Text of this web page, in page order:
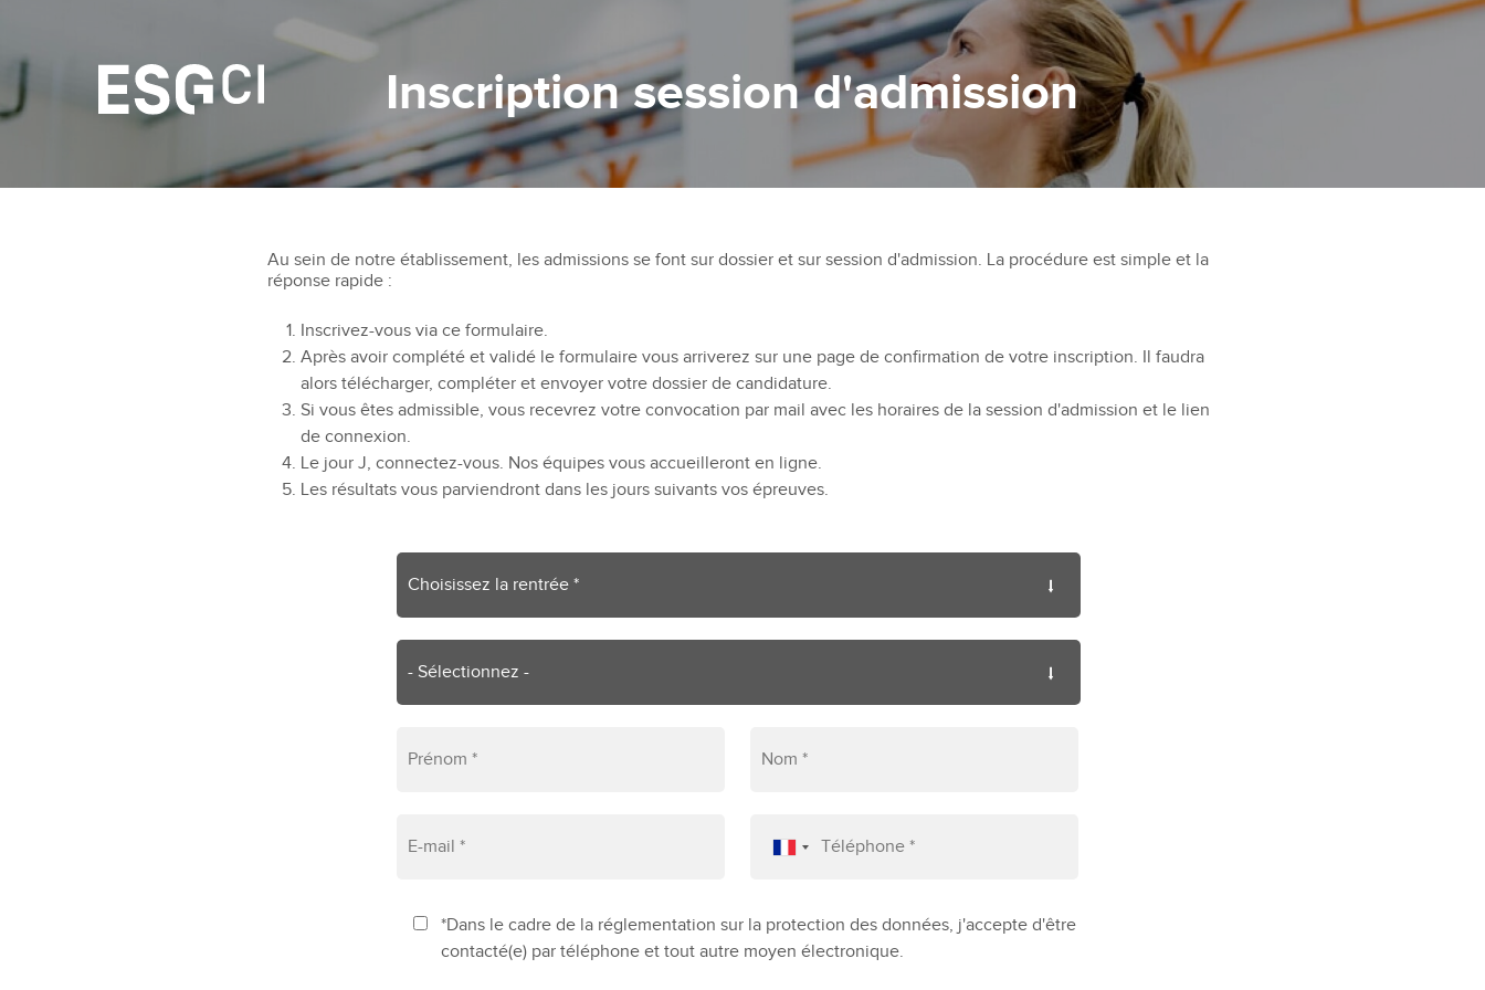
Inscription session d'admission
Au sein de notre établissement, les admissions se font sur dossier et sur session d'admission. La procédure est simple et la
réponse rapide :
Inscrivez-vous via ce formulaire.
Après avoir complété et validé le formulaire vous arriverez sur une page de confirmation de votre inscription. Il faudra
alors télécharger, compléter et envoyer votre dossier de candidature.
Si vous êtes admissible, vous recevrez votre convocation par mail avec les horaires de la session d'admission et le lien
de connexion.
Le jour J, connectez-vous. Nos équipes vous accueilleront en ligne.
Les résultats vous parviendront dans les jours suivants vos épreuves.
*Dans le cadre de la réglementation sur la protection des données, j'accepte d'être
contacté(e) par téléphone et tout autre moyen électronique.